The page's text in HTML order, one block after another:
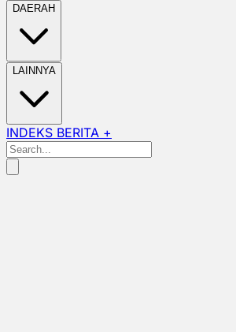
DAERAH
LAINNYA
INDEKS BERITA +